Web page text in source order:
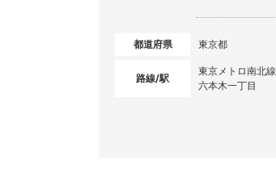
都道府県 東京都
路線/駅
東京メトロ南北線
六本木一丁目